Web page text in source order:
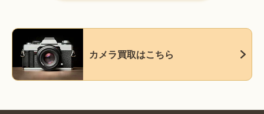
カメラ買取はこちら